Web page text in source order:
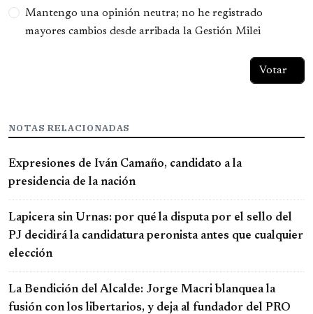
Mantengo una opinión neutra; no he registrado
mayores cambios desde arribada la Gestión Milei
NOTAS RELACIONADAS
Expresiones de Iván Camaño, candidato a la
presidencia de la nación
Lapicera sin Urnas: por qué la disputa por el sello del
PJ decidirá la candidatura peronista antes que cualquier
elección
La Bendición del Alcalde: Jorge Macri blanquea la
fusión con los libertarios, y deja al fundador del PRO